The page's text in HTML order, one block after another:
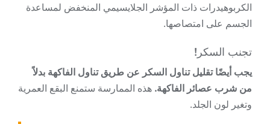
الكربوهيدرات ذات المؤشر الجلايسيمي المنخفض لمساعدة
الجسم على امتصاصها.
تجنب السكر!
يجب أيضًا تقليل تناول السكر عن طريق تناول الفاكهة بدلاً
من شرب عصائر الفاكهة. هذه الممارسة ستمنع البقع العمرية
وتغير لون الجلد.